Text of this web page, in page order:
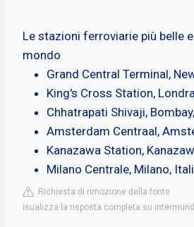
Le stazioni ferroviarie più belle
mondo
Grand Central Terminal,
King's Cross Station,
Chhatrapati Shivaji,
Amsterdam Centraal,
Kanazawa Station,
Milano Centrale, Milano,
Richiesta di rimozione della fonte
isualizza la risposta completa su